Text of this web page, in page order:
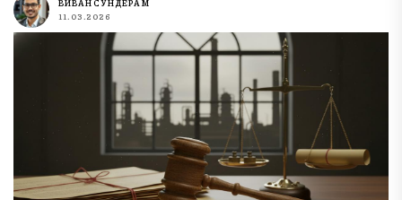
ВИВАН СУНДЕРАМ
11.03.2026